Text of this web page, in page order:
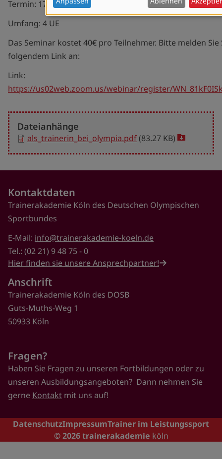
Termin: 17.6.2021, 13-16 Uhr
Umfang: 4 UE
Das Seminar kostet 40€ pro Teilnehmer. Bitte melden
folgendem Link an:
Link:
https://us02web.zoom.us/webinar/register/
Dateianhänge
als_trainerin_bei_olympia.pdf(83.27 KB) Download
file
Kontaktdaten
Trainerakademie Köln des Deutschen Olympischen
Sportbundes
E-Mail: info@trainerakademie-koeln.de
Tel.: (02 21) 9 48 75 - 0
Hier finden sie unsere Ansprechpartner!
Anschrift
Trainerakademie Köln des DOSB
Guts-Muths-Weg 1
50933 Köln
Fragen?
Haben Sie Fragen zu unseren Fortbildungen oder zu
unseren Ausbildungsangeboten? Dann nehmen Sie
gerne Kontakt mit uns auf!
Footer
DatenschutzImpressumTrainer im Leistungssport
© 2026trainerakademie köln
und
Cookies